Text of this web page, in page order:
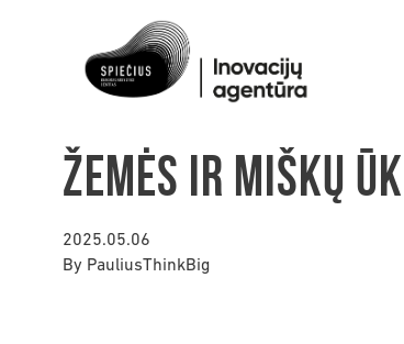
Žemės ir miškų
2025.05.06
By PauliusThinkBig